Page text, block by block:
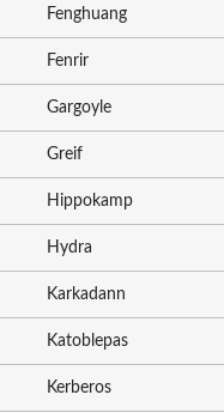
Fenghuang
Fenrir
Gargoyle
Greif
Hippokamp
Hydra
Karkadann
Katoblepas
Kerberos